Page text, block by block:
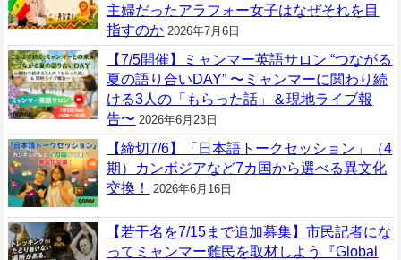
主婦だったアラフォー女子はなぜそれを目
指すのか 2026年7月6日
【7/5開催】ミャンマー英語サロン “つながる
夏の語り合いDAY” 〜ミャンマーに関わり続
ける3人の「もらった話」＆現地ライブ報
告〜 2026年6月23日
【締切7/6】「日本語トークセッション」（4
期）カンボジアなど7カ国から選べる異文化
交換！
2026年6月16日
【若干名を7/15まで追加募集】市民記者にな
ってミャンマー難民を取材しよう『Global